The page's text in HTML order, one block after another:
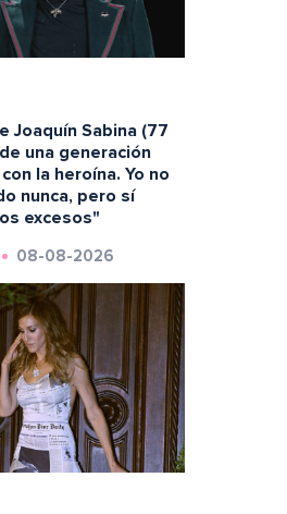
Joaquín Sabina (77
una generación
la heroína. Yo no
nunca, pero sí
excesos"
08-08-2026